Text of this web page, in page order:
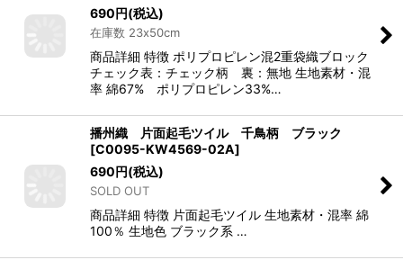
690円(税込)
在庫数 23x50cm
商品詳細 特徴 ポリプロピレン混2重袋織ブロック
チェック表：チェック柄 裏：無地 生地素材・混
率 綿67% ポリプロピレン33%…
播州織 片面起毛ツイル 千鳥柄 ブラック
[C0095-KW4569-02A]
690円(税込)
SOLD OUT
商品詳細 特徴 片面起毛ツイル 生地素材・混率 綿
100％ 生地色 ブラック系 …